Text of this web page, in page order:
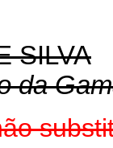
SILVA
da